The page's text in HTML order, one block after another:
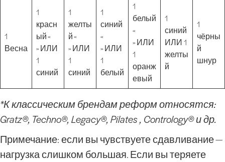
1
Весна
1
красн
ый «
» ИЛИ
1
синий
1
желты
й «
» ИЛИ
1
синий
1
синий
«
» ИЛИ
1
белый
1
белый
«
» ИЛИ
1
оранж
евый
1
синий
ИЛИ 1
желты
й
1
чёрны
й
шнур
*К классическим брендам реформ относятся:
Gratz®, Techno®, Legacy®, Pilates , Contrology® и др.
Примечание: если вы чувствуете сдавливание —
нагрузка слишком большая. Если вы теряете